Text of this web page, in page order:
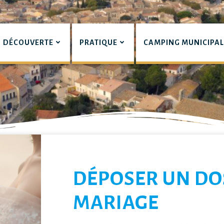
DÉCOUVERTE PRATIQUE CAMPING MUNICIPAL
DÉPOSER UN
MARIAGE